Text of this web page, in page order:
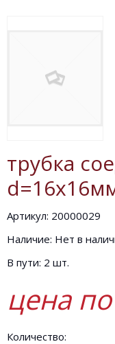
трубка
Артикул: 20000029
Наличие: Нет в
В пути: 2 шт.
цена
Количество: